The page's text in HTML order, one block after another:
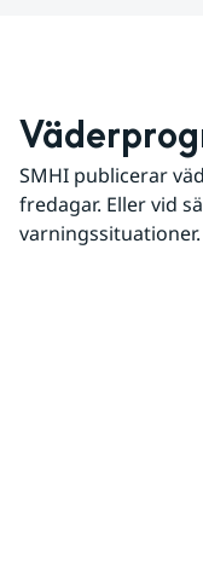
SMHI publicerar
fredagar. Eller vid
varningssituationer.